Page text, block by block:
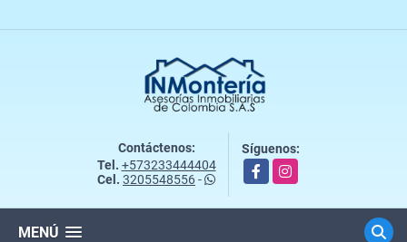
Contáctenos:
Tel. +573233444404
Cel. 3205548556-
Síguenos:
FacebookInstagram
MENÚ